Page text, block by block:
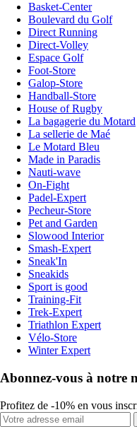
Basket-Center
Boulevard du Golf
Direct Running
Direct-Volley
Espace Golf
Foot-Store
Galop-Store
Handball-Store
House of Rugby
La bagagerie du Motard
La sellerie de Maé
Le Motard Bleu
Made in Paradis
Nauti-wave
On-Fight
Padel-Expert
Pecheur-Store
Pet and Garden
Slowood Interior
Smash-Expert
Sneak'In
Sneakids
Sport is good
Training-Fit
Trek-Expert
Triathlon Expert
Vélo-Store
Winter Expert
Abonnez-vous à notre
Profitez de -10% en vous